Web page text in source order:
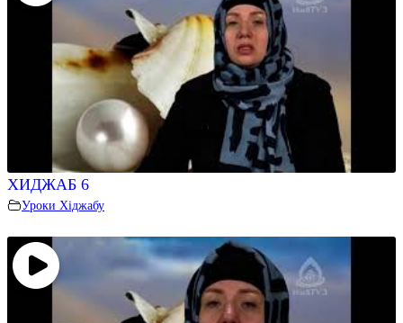
ХИДЖАБ 6
Уроки Хіджабу